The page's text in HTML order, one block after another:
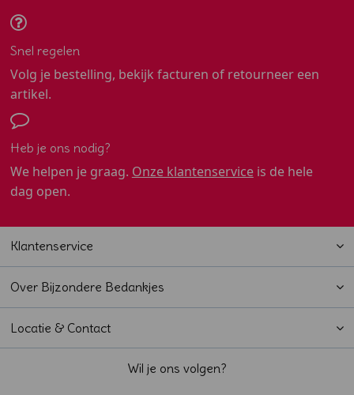
Snel regelen
Volg je bestelling, bekijk facturen of retourneer een
artikel.
Heb je ons nodig?
We helpen je graag. Onze klantenserviceis de hele
dag open.
Klantenservice
Over Bijzondere Bedankjes
Locatie & Contact
Wil je ons volgen?